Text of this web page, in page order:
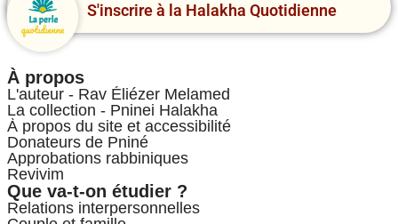
S'inscrire à la Halakha Quotidienne
À propos
L'auteur - Rav Éliézer Melamed
La collection - Pninei Halakha
À propos du site et accessibilité
Donateurs de Pniné
Approbations rabbiniques
Revivim
Que va-t-on étudier ?
Relations interpersonnelles